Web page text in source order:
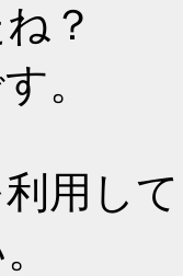
？
。
用し